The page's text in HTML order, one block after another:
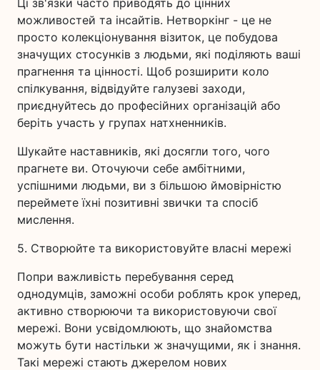
Ці зв'язки часто приводять до цінних
можливостей та інсайтів. Нетворкінг - це не
просто колекціонування візиток, це побудова
значущих стосунків з людьми, які поділяють ваші
прагнення та цінності. Щоб розширити коло
спілкування, відвідуйте галузеві заходи,
приєднуйтесь до професійних організацій або
беріть участь у групах натхненників.
Шукайте наставників, які досягли того, чого
прагнете ви. Оточуючи себе амбітними,
успішними людьми, ви з більшою ймовірністю
переймете їхні позитивні звички та спосіб
мислення.
5. Створюйте та використовуйте власні мережі
Попри важливість перебування серед
однодумців, заможні особи роблять крок уперед,
активно створюючи та використовуючи свої
мережі. Вони усвідомлюють, що знайомства
можуть бути настільки ж значущими, як і знання.
Такі мережі стають джерелом нових